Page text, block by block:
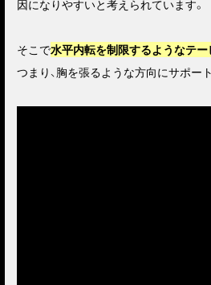
因になりやすいと考えられています。
そこで水平内転を制限するようなテー
つまり、胸を張るような方向にサポー